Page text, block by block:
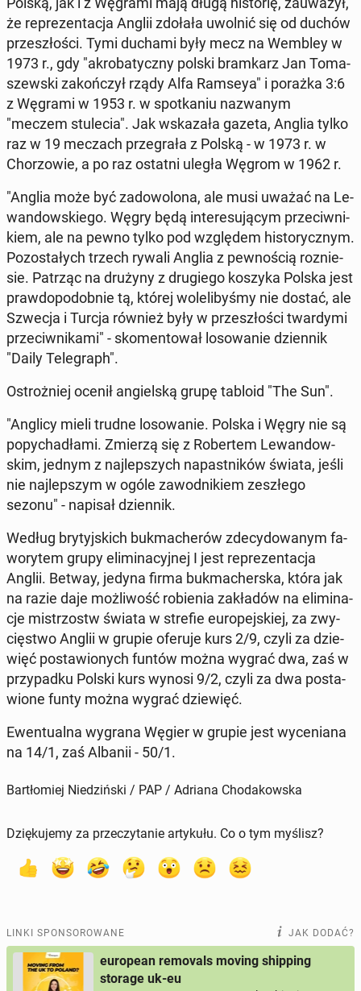
że re­pre­zen­ta­cja Anglii zdołała uwolnić się od duchów
prze­szło­ści. Tymi duchami były mecz na Wembley w
1973 r., gdy "akro­ba­tycz­ny polski bram­karz Jan To­ma­
szew­ski za­koń­czył rządy Alfa Ramseya" i porażka 3:6
z Węgrami w 1953 r. w spo­tka­niu na­zwa­nym
"meczem stu­le­cia". Jak wska­za­ła gazeta, Anglia tylko
raz w 19 meczach prze­gra­ła z Polską - w 1973 r. w
Cho­rzo­wie, a po raz ostatni uległa Węgrom w 1962 r.
"Anglia może być za­do­wo­lo­na, ale musi uważać na Le­
wan­dow­skie­go. Węgry będą in­te­re­su­ją­cym prze­ciw­ni­
kiem, ale na pewno tylko pod wzglę­dem hi­sto­rycz­nym.
Po­zo­sta­łych trzech rywali Anglia z pew­no­ścią roz­nie­
sie. Patrząc na drużyny z dru­gie­go koszyka Polska jest
praw­do­po­dob­nie tą, której wo­le­li­by­śmy nie dostać, ale
Szwecja i Turcja również były w prze­szło­ści twar­dy­mi
prze­ciw­ni­ka­mi" - sko­men­to­wał lo­so­wa­nie dzien­nik
"Daily Te­le­graph".
Ostroż­niej ocenił an­giel­ską grupę tabloid "The Sun".
"Anglicy mieli trudne lo­so­wa­nie. Polska i Węgry nie są
po­py­cha­dła­mi. Zmierzą się z Ro­ber­tem Le­wan­dow­
skim, jednym z naj­lep­szych na­past­ni­ków świata, jeśli
nie naj­lep­szym w ogóle za­wod­ni­kiem ze­szłe­go
sezonu" - napisał dzien­nik.
Według bry­tyj­skich buk­ma­che­rów zde­cy­do­wa­nym fa­
wo­ry­tem grupy eli­mi­na­cyj­nej I jest re­pre­zen­ta­cja
Anglii. Betway, jedyna firma buk­ma­cher­ska, która jak
na razie daje moż­li­wość ro­bie­nia za­kła­dów na eli­mi­na­
cje mi­strzostw świata w strefie eu­ro­pej­skiej, za zwy­
cię­stwo Anglii w grupie oferuje kurs 2/9, czyli za dzie­
więć po­sta­wio­nych funtów można wygrać dwa, zaś w
przy­pad­ku Polski kurs wynosi 9/2, czyli za dwa po­sta­
wio­ne funty można wygrać dzie­więć.
Ewen­tu­al­na wygrana Węgier w grupie jest wy­ce­nia­na
na 14/1, zaś Albanii - 50/1.
Bartłomiej Niedziński / PAP / Adriana Chodakowska
Dziękujemy za przeczytanie artykułu. Co o tym myślisz?
LINKI SPONSOROWANE JAK DODAĆ?
european removals moving shipping
storage uk-eu